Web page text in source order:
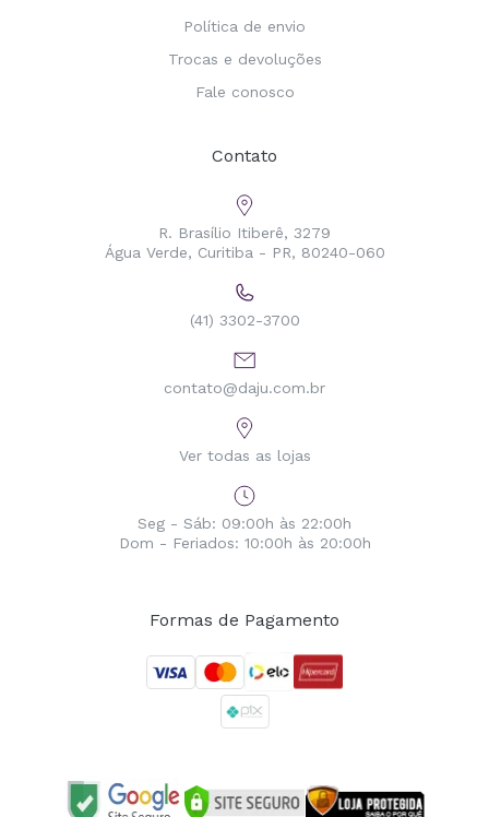
Política de envio
Trocas e devoluções
Fale conosco
Contato
R. Brasílio Itiberê, 3279
Água Verde, Curitiba - PR, 80240-060
(41) 3302-3700
contato@daju.com.br
Ver todas as lojas
Seg - Sáb: 09:00h às 22:00h
Dom - Feriados: 10:00h às 20:00h
Formas de Pagamento